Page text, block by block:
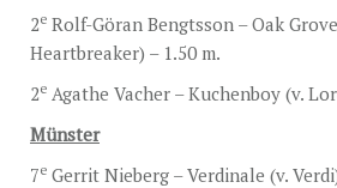
2e Rolf-Göran Bengtsson – Oak
Heartbreaker) – 1.50 m.
2e Agathe Vacher – Kuchenboy (v.
Münster
7e Gerrit Nieberg – Verdinale (v.